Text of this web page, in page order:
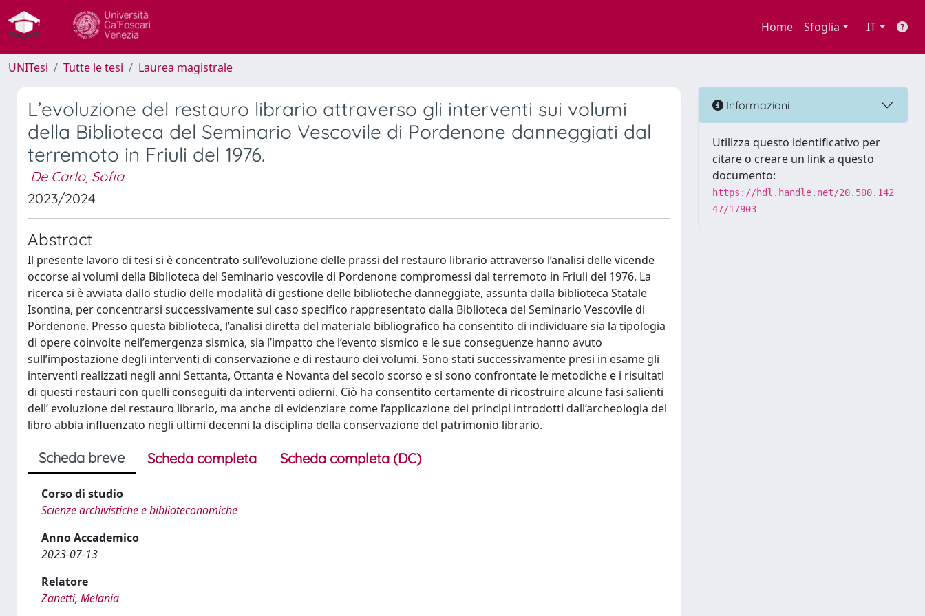
Home Sfoglia IT
UNITesi Tutte le tesi Laurea magistrale
L’evoluzione del restauro librario attraverso gli interventi sui volumi
della Biblioteca del Seminario Vescovile di Pordenone danneggiati dal
terremoto in Friuli del 1976.
De Carlo, Sofia
2023/2024
Abstract
Il presente lavoro di tesi si è concentrato sull’evoluzione delle prassi del restauro librario attraverso l’analisi delle vicende
occorse ai volumi della Biblioteca del Seminario vescovile di Pordenone compromessi dal terremoto in Friuli del 1976. La
ricerca si è avviata dallo studio delle modalità di gestione delle biblioteche danneggiate, assunta dalla biblioteca Statale
Isontina, per concentrarsi successivamente sul caso specifico rappresentato dalla Biblioteca del Seminario Vescovile di
Pordenone. Presso questa biblioteca, l’analisi diretta del materiale bibliografico ha consentito di individuare sia la tipologia
di opere coinvolte nell’emergenza sismica, sia l’impatto che l’evento sismico e le sue conseguenze hanno avuto
sull’impostazione degli interventi di conservazione e di restauro dei volumi. Sono stati successivamente presi in esame gli
interventi realizzati negli anni Settanta, Ottanta e Novanta del secolo scorso e si sono confrontate le metodiche e i risultati
di questi restauri con quelli conseguiti da interventi odierni. Ciò ha consentito certamente di ricostruire alcune fasi salienti
dell’ evoluzione del restauro librario, ma anche di evidenziare come l’applicazione dei principi introdotti dall’archeologia del
libro abbia influenzato negli ultimi decenni la disciplina della conservazione del patrimonio librario.
Scheda breve Scheda completa Scheda completa (DC)
Corso di studio
Scienze archivistiche e biblioteconomiche
Anno Accademico
2023-07-13
Relatore
Zanetti, Melania
Informazioni
Utilizza questo identificativo per
citare o creare un link a questo
documento:
https://hdl.handle.net/20.500.142
47/17903